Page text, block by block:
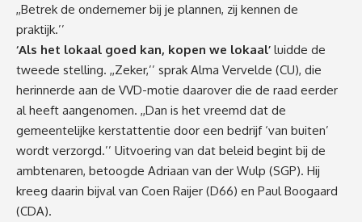
,,Betrek de ondernemer bij je plannen, zij kennen de
praktijk.’’
‘Als het lokaal goed kan, kopen we lokaal’ luidde de
tweede stelling. ,,Zeker,’’ sprak Alma Vervelde (CU), die
herinnerde aan de VVD-motie daarover die de raad eerder
al heeft aangenomen. ,,Dan is het vreemd dat de
gemeentelijke kerstattentie door een bedrijf ‘van buiten’
wordt verzorgd.’’ Uitvoering van dat beleid begint bij de
ambtenaren, betoogde Adriaan van der Wulp (SGP). Hij
kreeg daarin bijval van Coen Raijer (D66) en Paul Boogaard
(CDA).